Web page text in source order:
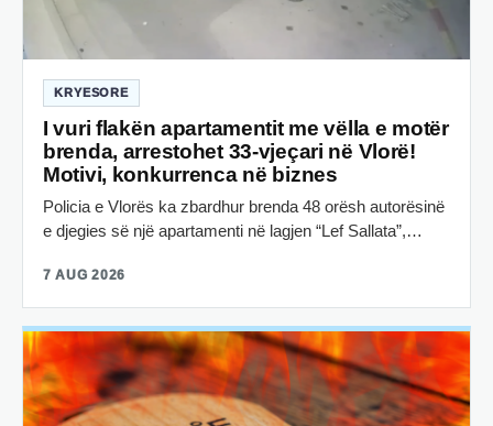
KRYESORE
I vuri flakën apartamentit me vëlla e motër
brenda, arrestohet 33-vjeçari në Vlorë!
Motivi, konkurrenca në biznes
Policia e Vlorës ka zbardhur brenda 48 orësh autorësinë
e djegies së një apartamenti në lagjen “Lef Sallata”,…
7 AUG 2026